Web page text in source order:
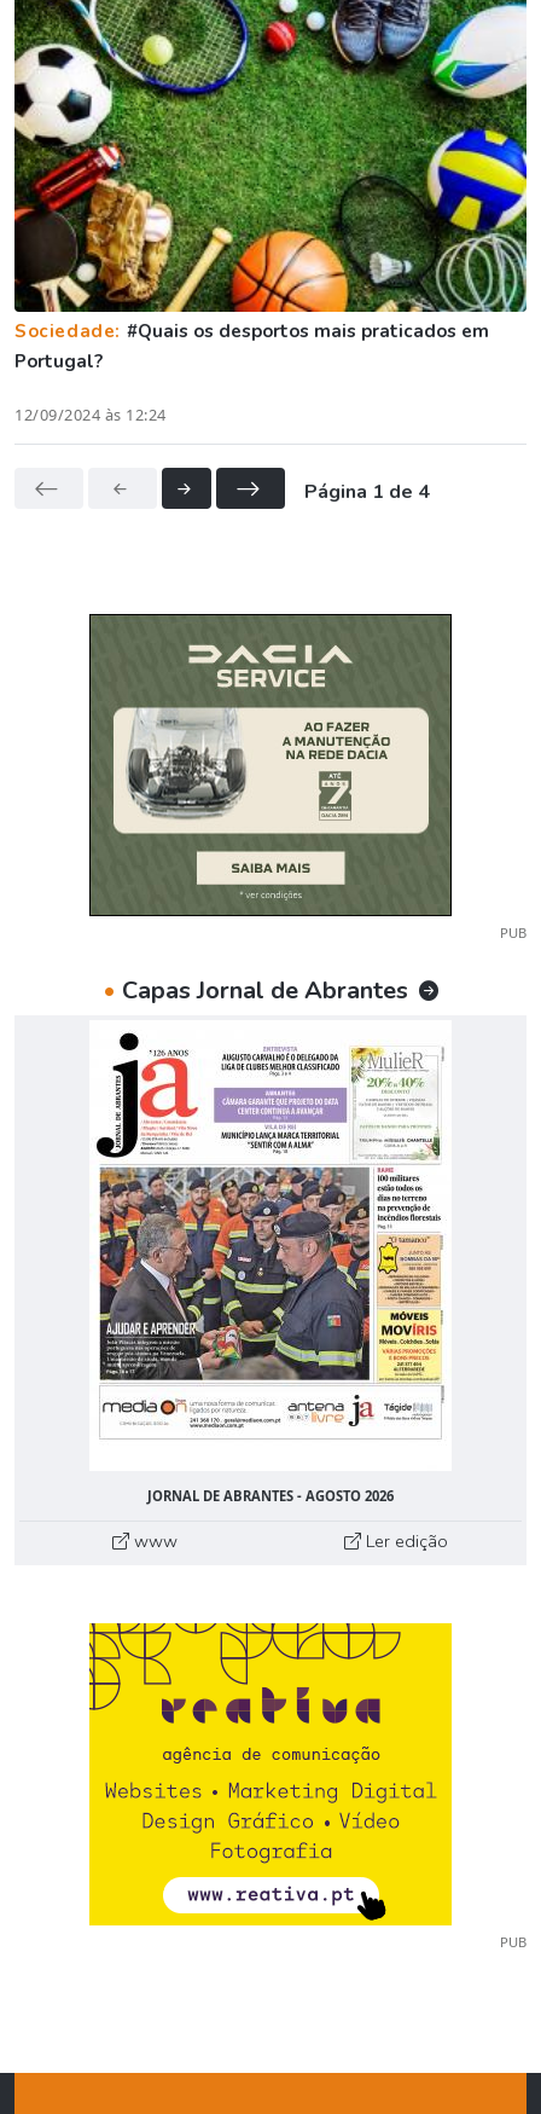
Sociedade: #Quais os desportos mais praticados em
Portugal?
12/09/2024 às 12:24
Página 1 de 4
PUB
• Capas Jornal de Abrantes
JORNAL DE ABRANTES - AGOSTO 2026
www Ler edição
PUB